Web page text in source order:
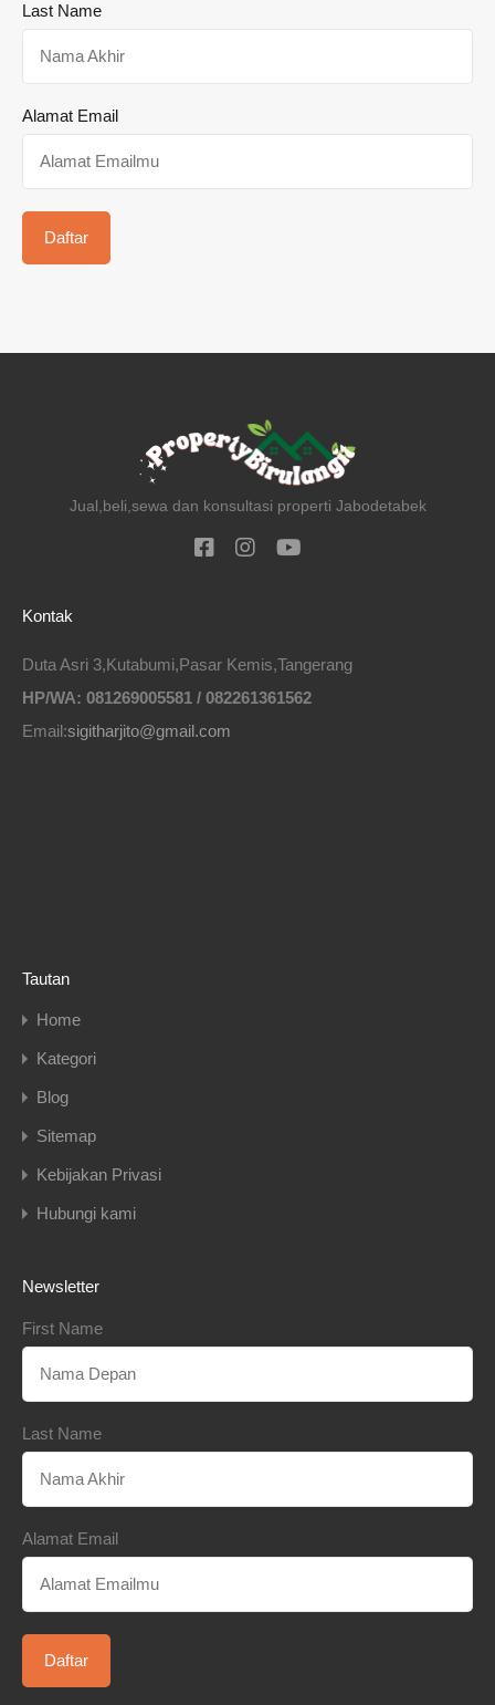
Last Name
Alamat Email
Jual,beli,sewa dan konsultasi properti Jabodetabek
Kontak
Duta Asri 3,Kutabumi,Pasar Kemis,Tangerang
HP/WA: 081269005581 / 082261361562
Email:sigitharjito@gmail.com
Tautan
Home
Kategori
Blog
Sitemap
Kebijakan Privasi
Hubungi kami
Newsletter
First Name
Last Name
Alamat Email